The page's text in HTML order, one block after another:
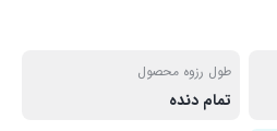
طول رزوه محصول
تمام دنده